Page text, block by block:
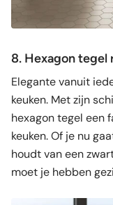
8. Hexagon tegel
Elegante vanuit
keuken. Met zijn
hexagon tegel een
keuken. Of je nu
houdt van een
moet je hebben